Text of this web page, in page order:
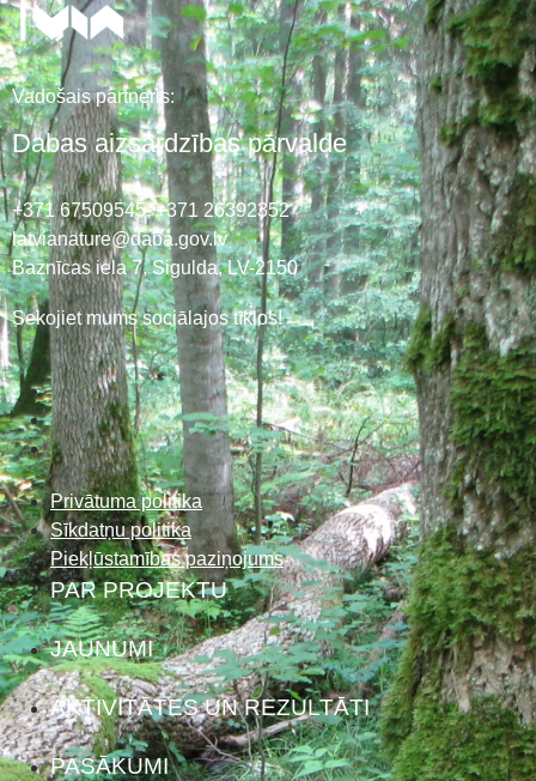
Vadošais partneris:
Dabas aizsardzības pārvalde
+371 67509545,+371 26392352
latvianature@daba.gov.lv
Baznīcas iela 7, Sigulda, LV-2150
Sekojiet mums sociālajos tīklos!
Privātuma politika
Sīkdatņu politika
Piekļūstamības paziņojums
PAR PROJEKTU
JAUNUMI
AKTIVITĀTES UN REZULTĀTI
PASĀKUMI